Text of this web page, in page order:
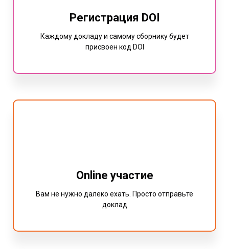
Регистрация DOI
Каждому докладу и самому сборнику будет
присвоен код DOI
Online участие
Вам не нужно далеко ехать. Просто отправьте
доклад